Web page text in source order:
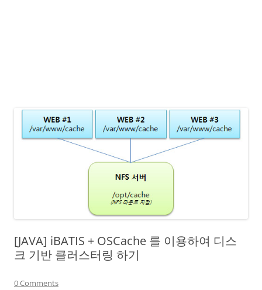
[JAVA] iBATIS + OSCache 를 이용하여 디스
크 기반 클러스터링 하기
0 Comments